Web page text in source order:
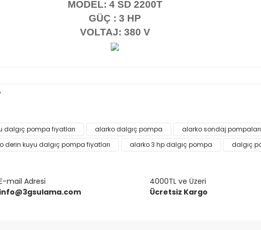
MODEL: 4 SD 2200T
GÜÇ : 3 HP
VOLTAJ: 380 V
Bu ürüne ilk yorumu siz yapın!
ve diğer konularda yetersiz gördüğünüz noktaları öneri formunu kullanarak
dalgıç pompa fiyatları alarko dalgıç pompa alarko sondaj pompaları
derin kuyu dalgıç pompa fiyatları alarko 3 hp dalgıç pompa dalgıç
mail Adresi
info@3gsulama.com
4000TL ve Üzeri
Ücretsiz Kargo